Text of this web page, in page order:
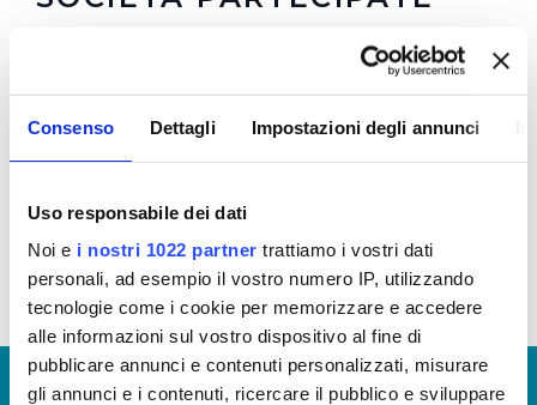
Consenso Dettagli Impostazioni degli annunci
Uso responsabile dei dati
Noi e i nostri 1022 partner trattiamo i vostri dati
personali, ad esempio il vostro numero IP, utilizzando
tecnologie come i cookie per memorizzare e accedere
alle informazioni sul vostro dispositivo al fine di
pubblicare annunci e contenuti personalizzati, misurare
gli annunci e i contenuti, ricercare il pubblico e sviluppare
Water Right and Energy Foundation
Tiforma S.R.L.
Aquaser srl
© Copyright 2017 - 2026
GLOSSARIO